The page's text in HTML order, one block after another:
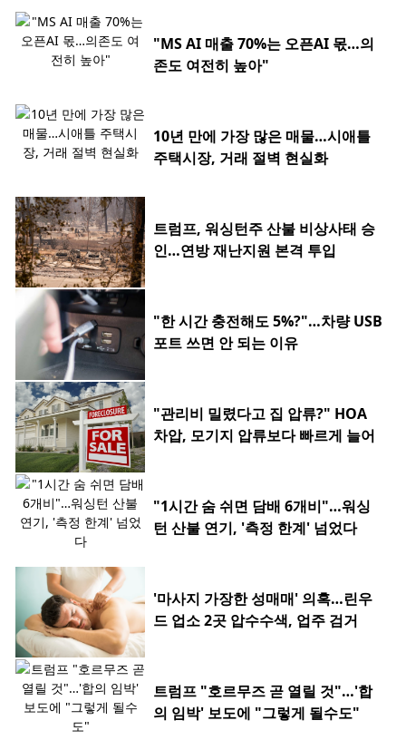
"MS AI 매출 70%는 오픈AI 몫…의
존도 여전히 높아"
10년 만에 가장 많은 매물…시애틀
주택시장, 거래 절벽 현실화
트럼프, 워싱턴주 산불 비상사태 승
인…연방 재난지원 본격 투입
"한 시간 충전해도 5%?"…차량 USB
포트 쓰면 안 되는 이유
"관리비 밀렸다고 집 압류?" HOA
차압, 모기지 압류보다 빠르게 늘어
"1시간 숨 쉬면 담배 6개비"…워싱
턴 산불 연기, '측정 한계' 넘었다
'마사지 가장한 성매매' 의혹…린우
드 업소 2곳 압수수색, 업주 검거
트럼프 "호르무즈 곧 열릴 것"…'합
의 임박' 보도에 "그렇게 될수도"